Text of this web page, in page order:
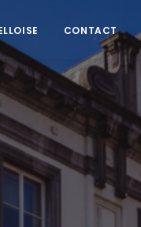
CONTACT